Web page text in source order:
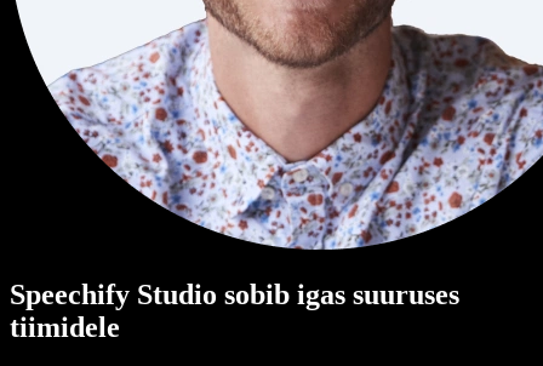
Speechify Studio sobib igas suuruses
tiimidele